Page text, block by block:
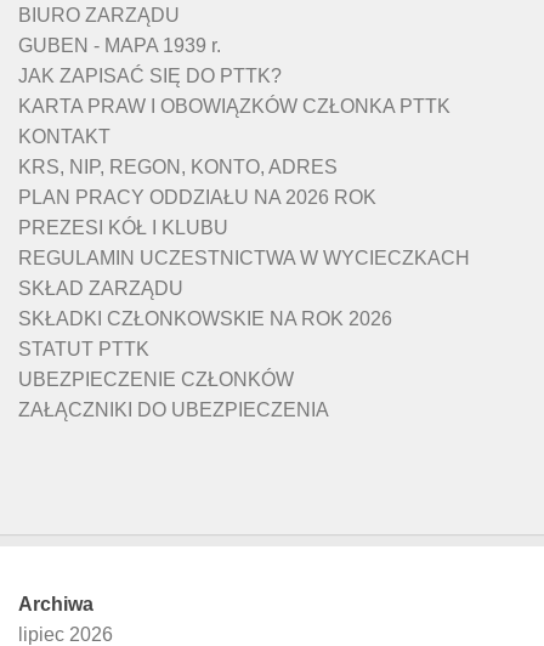
BIURO ZARZĄDU
GUBEN - MAPA 1939 r.
JAK ZAPISAĆ SIĘ DO PTTK?
KARTA PRAW I OBOWIĄZKÓW CZŁONKA PTTK
KONTAKT
KRS, NIP, REGON, KONTO, ADRES
PLAN PRACY ODDZIAŁU NA 2026 ROK
PREZESI KÓŁ I KLUBU
REGULAMIN UCZESTNICTWA W WYCIECZKACH
SKŁAD ZARZĄDU
SKŁADKI CZŁONKOWSKIE NA ROK 2026
STATUT PTTK
UBEZPIECZENIE CZŁONKÓW
ZAŁĄCZNIKI DO UBEZPIECZENIA
Archiwa
lipiec 2026